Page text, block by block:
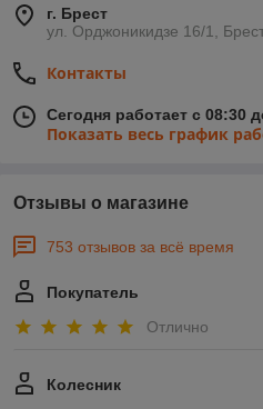
г. Брест
ул. Орджоникидзе 16/1,
Контакты
Сегодня работает с 08:30
Показать весь график
Отзывы о магазине
753 отзывов за всё время
Покупатель
Отлично
Колесник